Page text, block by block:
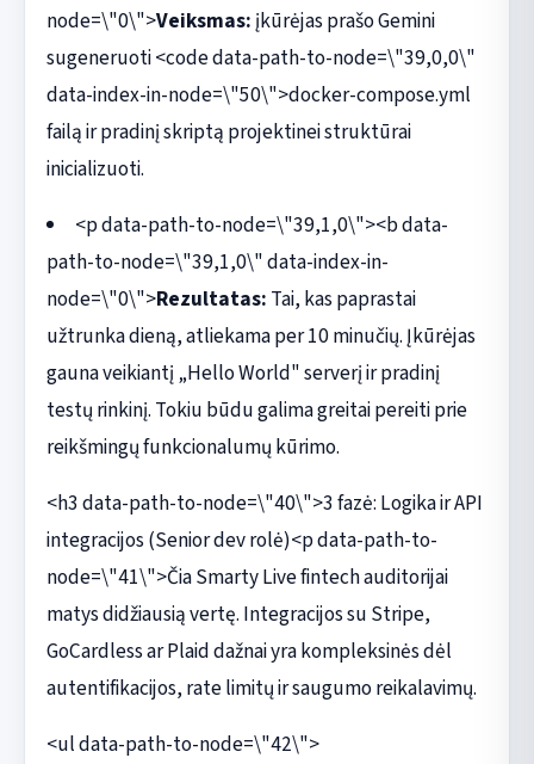
node=\"0\">Veiksmas: įkūrėjas prašo Gemini
sugeneruoti <code data-path-to-node=\"39,0,0\"
data-index-in-node=\"50\">docker-compose.yml
failą ir pradinį skriptą projektinei struktūrai
inicializuoti.
<p data-path-to-node=\"39,1,0\"><b data-
path-to-node=\"39,1,0\" data-index-in-
node=\"0\">Rezultatas: Tai, kas paprastai
užtrunka dieną, atliekama per 10 minučių. Įkūrėjas
gauna veikiantį „Hello World" serverį ir pradinį
testų rinkinį. Tokiu būdu galima greitai pereiti prie
reikšmingų funkcionalumų kūrimo.
<h3 data-path-to-node=\"40\">3 fazė: Logika ir API
integracijos (Senior dev rolė)<p data-path-to-
node=\"41\">Čia Smarty Live fintech auditorijai
matys didžiausią vertę. Integracijos su Stripe,
GoCardless ar Plaid dažnai yra kompleksinės dėl
autentifikacijos, rate limitų ir saugumo reikalavimų.
<ul data-path-to-node=\"42\">